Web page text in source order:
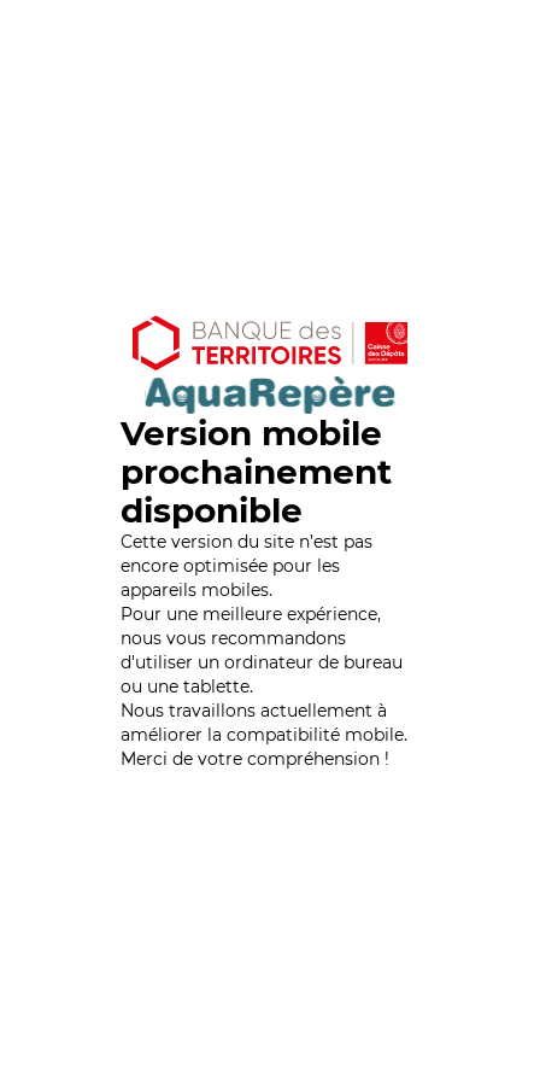
Version mobile
prochainement
disponible
Cette version du site n’est pas
encore optimisée pour les
appareils mobiles.
Pour une meilleure expérience,
nous vous recommandons
d'utiliser un ordinateur de bureau
ou une tablette.
Nous travaillons actuellement à
améliorer la compatibilité mobile.
Merci de votre compréhension !